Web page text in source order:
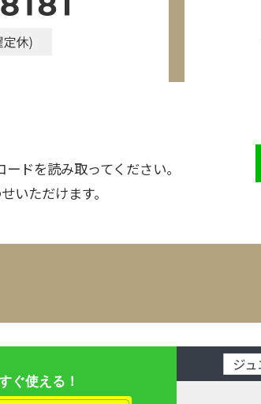
ドを読み取ってください。
いただけます。